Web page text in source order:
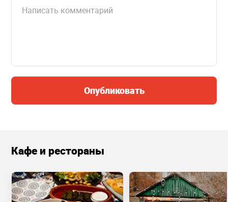
Опубликовать
Кафе и рестораны